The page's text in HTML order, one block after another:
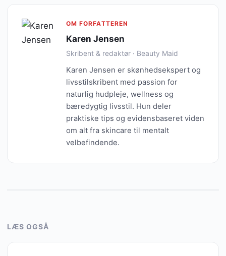
OM FORFATTEREN
Karen Jensen
Skribent & redaktør · Beauty Maid
Karen Jensen er skønhedsekspert og
livsstilskribent med passion for
naturlig hudpleje, wellness og
bæredygtig livsstil. Hun deler
praktiske tips og evidensbaseret viden
om alt fra skincare til mentalt
velbefindende.
LÆS OGSÅ